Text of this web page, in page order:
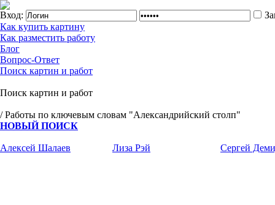
Вход:
Как купить картину
Как разместить работу
Блог
Вопрос-Ответ
Поиск картин и работ
Поиск картин и работ
/ Работы по ключевым словам "Александрийский столп"
НОВЫЙ ПОИСК
Алексей Шалаев Лиза Рэй Сергей